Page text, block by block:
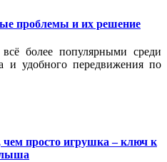
проблемы и их решение
всё более популярными среди
и удобного передвижения по
просто игрушка – ключ к